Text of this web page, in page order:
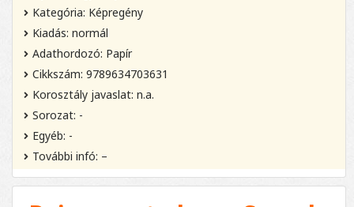
Kategória: Képregény
Kiadás: normál
Adathordozó: Papír
Cikkszám: 9789634703631
Korosztály javaslat: n.a.
Sorozat: -
Egyéb: -
További infó: –